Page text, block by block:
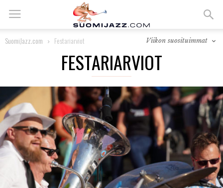
SuomiJazz.com Festariarviot Viikon suosituimmat
FESTARIARVIOT